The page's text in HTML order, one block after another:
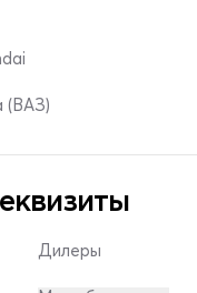
(ВАЗ)
Дилеры